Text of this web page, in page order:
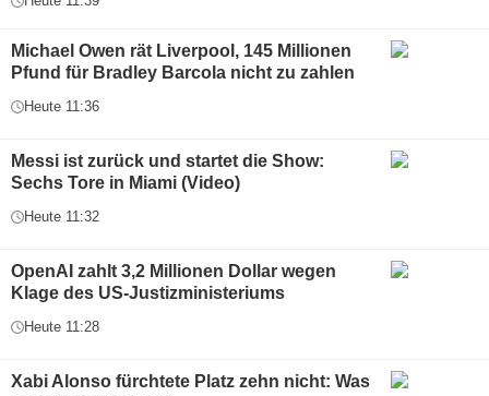
Michael Owen rät Liverpool, 145 Millionen
Pfund für Bradley Barcola nicht zu zahlen
Heute 11:36
Messi ist zurück und startet die Show:
Sechs Tore in Miami (Video)
Heute 11:32
OpenAI zahlt 3,2 Millionen Dollar wegen
Klage des US-Justizministeriums
Heute 11:28
Xabi Alonso fürchtete Platz zehn nicht: Was